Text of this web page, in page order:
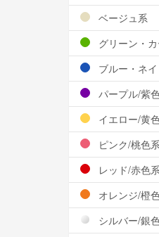
ベージュ系
グリーン・
ブルー・ネ
パープル/紫
イエロー/黄
ピンク/桃色系
レッド/赤色系
オレンジ/橙
シルバー/銀